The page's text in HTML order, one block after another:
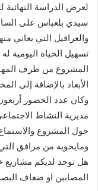
لعرض الدراسة النهائية
والعراقيل التي يعاني
تسهيل الحياة اليومية له
المشروع من طرف
الأبعاد بالإضافة إلى
وكان عدد الحضور
مديرية النشاط
حول المشروع
ومايحويه من مرافق
هل توجد لديكم
المصابين او ضعاف